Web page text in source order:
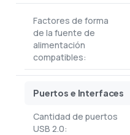
Factores de forma
de la fuente de
alimentación
compatibles:
Puertos e Interfaces
Cantidad de puertos
USB 2.0: